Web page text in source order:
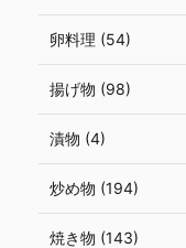
卵料理 (54)
揚げ物 (98)
漬物 (4)
炒め物 (194)
焼き物 (143)